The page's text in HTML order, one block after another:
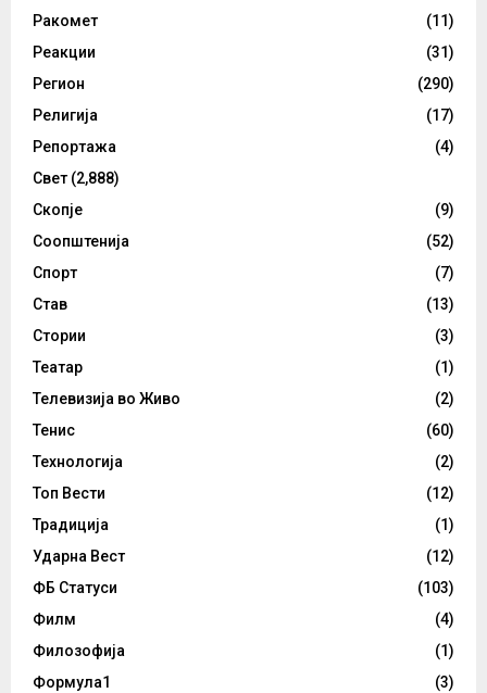
Ракомет
(11)
Реакции
(31)
Регион
(290)
Религија
(17)
Репортажа
(4)
Свет (2,888)
Скопје
(9)
Соопштенија
(52)
Спорт
(7)
Став
(13)
Стории
(3)
Театар
(1)
Телевизија во Живо
(2)
Тенис
(60)
Технологија
(2)
Топ Вести
(12)
Традиција
(1)
Ударна Вест
(12)
ФБ Статуси
(103)
Филм
(4)
Филозофија
(1)
Формула1
(3)